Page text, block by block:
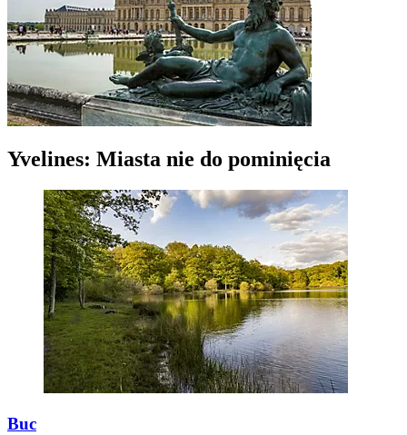
Yvelines: Miasta nie do pominięcia
Buc